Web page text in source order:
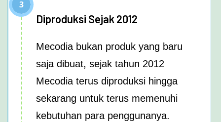
3
Diproduksi Sejak 2012
Mecodia bukan produk yang baru
saja dibuat, sejak tahun 2012
Mecodia terus diproduksi hingga
sekarang untuk terus memenuhi
kebutuhan para penggunanya.